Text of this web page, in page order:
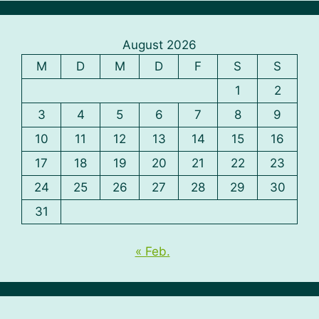
August 2026
M
D M D F S
S
1
2
3
4 5 6 7 8
9
10
11 12 13 14 15
16
17
18 19 20 21 22
23
24
25 26 27 28 29
30
31
« Feb.